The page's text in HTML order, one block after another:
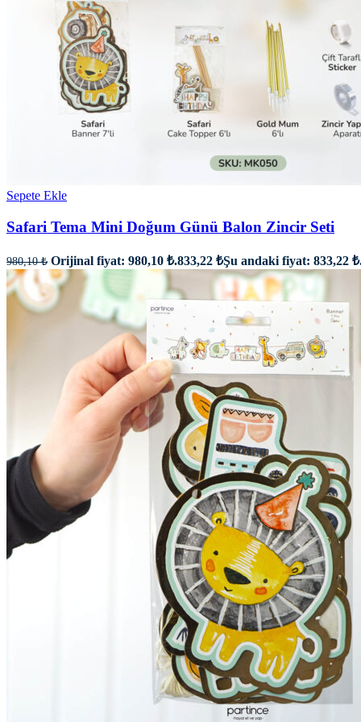
Sepete Ekle
Safari Tema Mini Doğum Günü Balon Zincir Seti
980,10₺ Orijinal fiyat: 980,10 ₺.833,22 ₺Şu andaki fiyat: 833,22